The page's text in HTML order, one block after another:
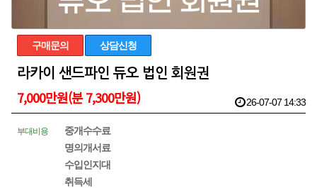
구매문의 상담신청
라카이 샌드파인 듀오 법인 회원권
7,000만원(분 7,300만원)
부대비용
중개수수료
명의개서료
수입인지대
취득세
26-07-07 14:33